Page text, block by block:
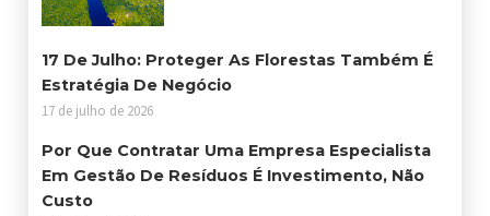
17 De Julho: Proteger As Florestas Também É
Estratégia De Negócio
17 de julho de 2026
Por Que Contratar Uma Empresa Especialista
Em Gestão De Resíduos É Investimento, Não
Custo